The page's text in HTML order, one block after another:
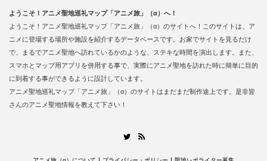
ようこそ！アニメ聖地巡礼マップ「アニメ旅」（α）へ！
ようこそ！アニメ聖地巡礼マップ「アニメ旅」（α）のサイトへ！このサイトは、ア
ニメに登場する場所や施設を紹介するデータベースです。お家でサイトを見るだけ
で、まるでアニメ聖地へ訪れているかのような、ステキな時間を演出します。また、
スマホとマップ用アプリを併用する事で、実際にアニメ聖地を訪れた時に簡単に目的
に到着する事ができるように設計しています。
アニメ聖地巡礼マップ「アニメ旅」（α）のサイトはまだまだ制作途上です。是非皆
さんのアニメ聖地情報を教えて下さい！
Twitter